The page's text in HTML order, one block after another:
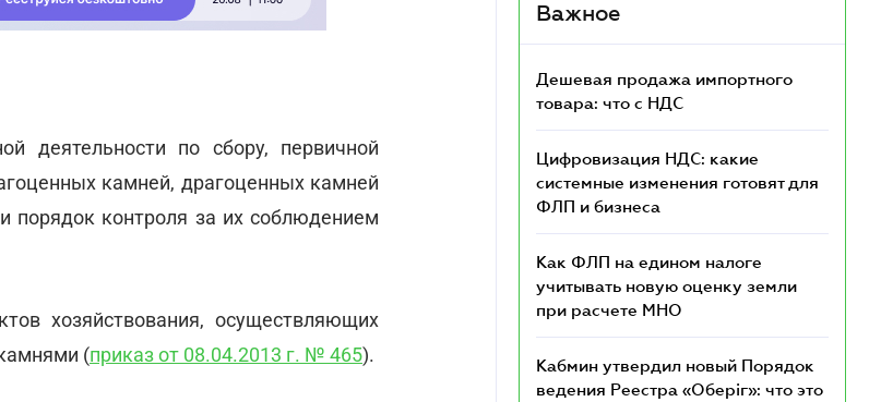
деятельности по сбору, первичной
камней, драгоценных камней
порядок контроля за их соблюдением
хозяйствования, осуществляющих
(приказ от 08.04.2013 г. № 465).
Важное
Дешевая продажа импортного
товара: что c НДС
Цифровизация НДС: какие
системные изменения готовят для
ФЛП и бизнеса
Как ФЛП на едином налоге
учитывать новую оценку земли
при расчете МНО
Кабмин утвердил новый Порядок
ведения Реестра «Оберіг»: что это